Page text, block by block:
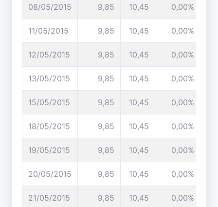
08/05/2015 9,85 10,45 0,00%
11/05/2015 9,85 10,45 0,00%
12/05/2015 9,85 10,45 0,00%
13/05/2015 9,85 10,45 0,00%
15/05/2015 9,85 10,45 0,00%
18/05/2015 9,85 10,45 0,00%
19/05/2015 9,85 10,45 0,00%
20/05/2015 9,85 10,45 0,00%
21/05/2015 9,85 10,45 0,00%